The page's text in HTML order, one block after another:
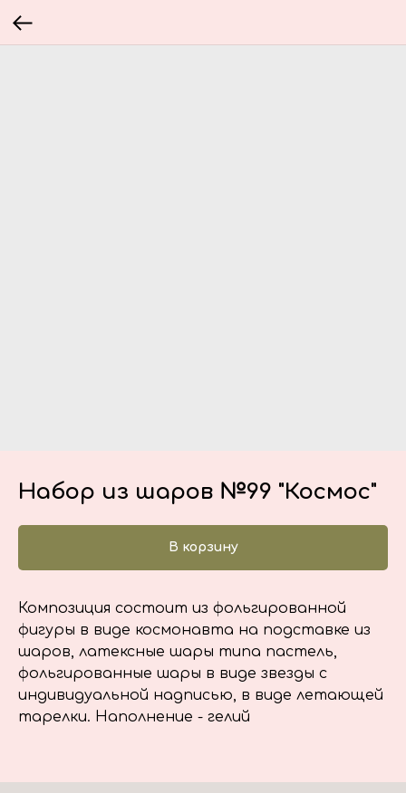
Набор из шаров №99 "Космос"
В корзину
Композиция состоит из фольгированной
фигуры в виде космонавта на подставке из
шаров, латексные шары типа пастель,
фольгированные шары в виде звезды с
индивидуальной надписью, в виде летающей
тарелки. Наполнение - гелий